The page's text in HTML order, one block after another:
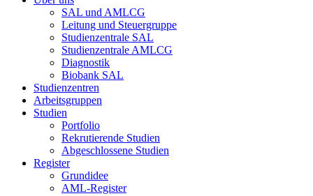
SAL und AMLCG
Leitung und Steuergruppe
Studienzentrale SAL
Studienzentrale AMLCG
Diagnostik
Biobank SAL
Studienzentren
Arbeitsgruppen
Studien
Portfolio
Rekrutierende Studien
Abgeschlossene Studien
Register
Grundidee
AML-Register